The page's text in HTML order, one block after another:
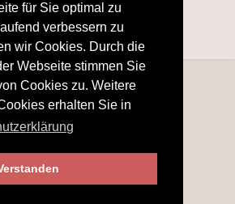
für Sie optimal zu
verbessern zu
wir Cookies. Durch die
Webseite stimmen Sie
Cookies zu. Weitere
erhalten Sie in
hobby-fotografie.mobi